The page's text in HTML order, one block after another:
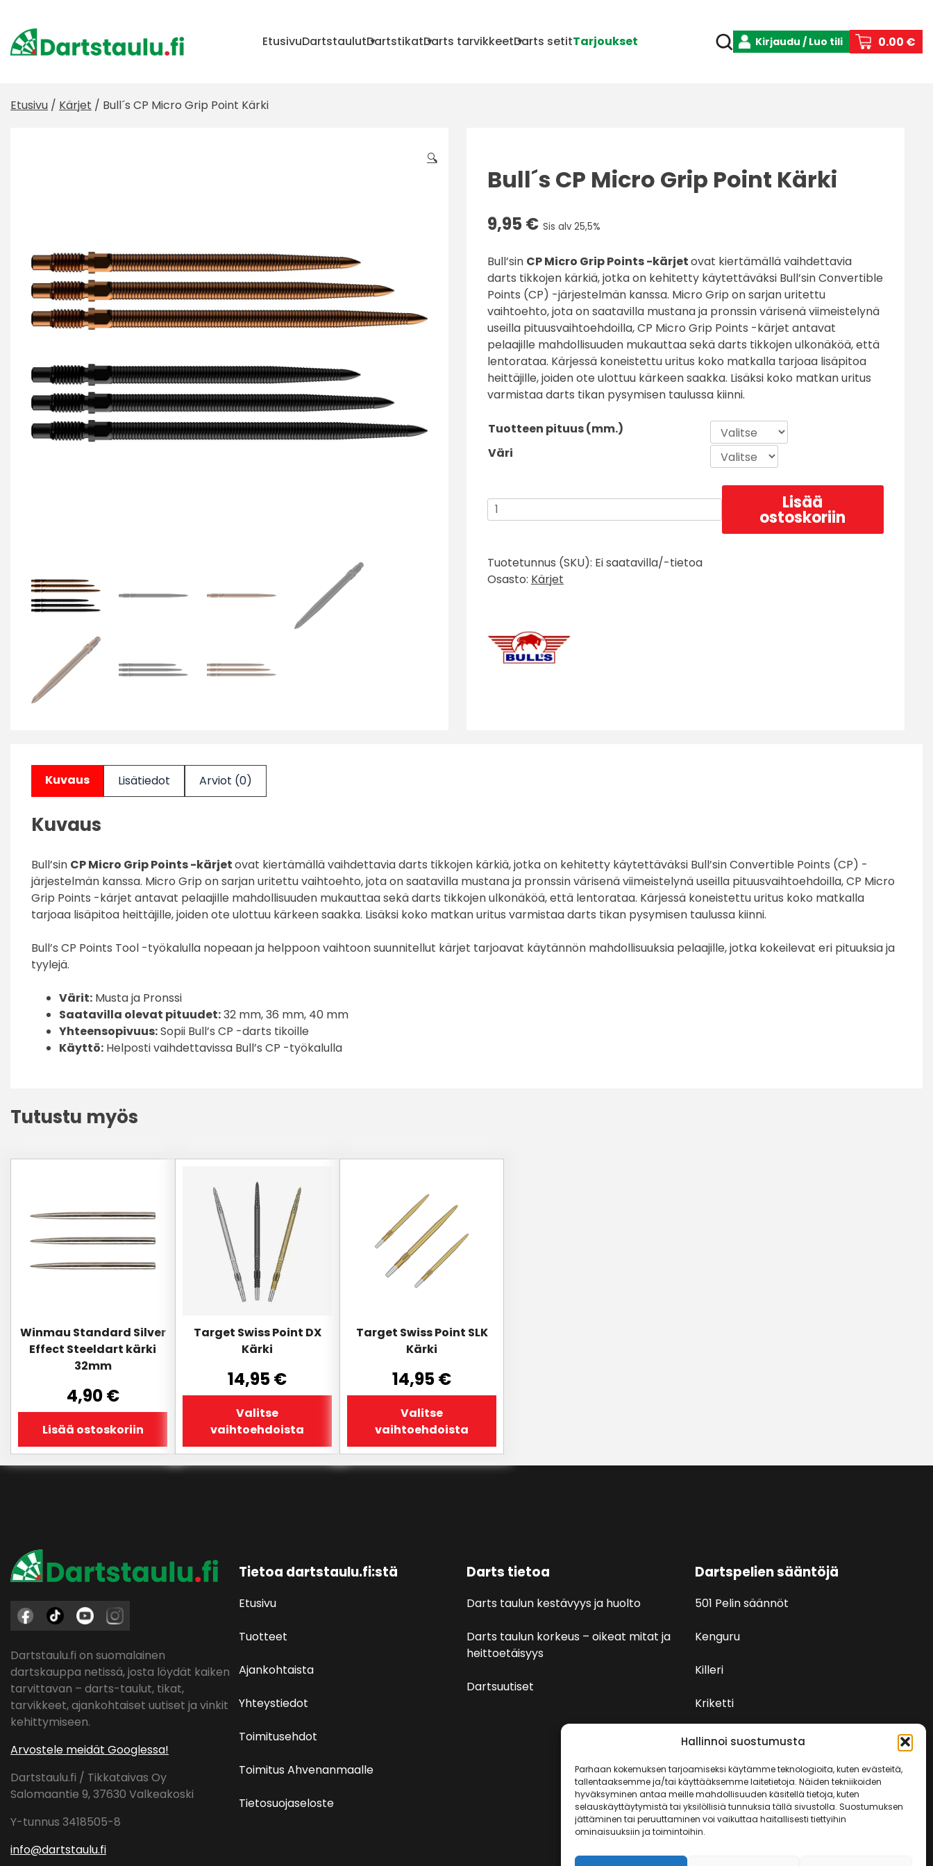
Hallinnoi suostumusta
Parhaan kokemuksen tarjoamiseksi käytämme teknologioita, kuten evästeitä,
tallentaaksemme ja/tai käyttääksemme laitetietoja. Näiden tekniikoiden
hyväksyminen antaa meille mahdollisuuden käsitellä tietoja, kuten
selauskäyttäytymistä tai yksilöllisiä tunnuksia tällä sivustolla. Suostumuksen
jättäminen tai peruuttaminen voi vaikuttaa haitallisesti tiettyihin
ominaisuuksiin ja toimintoihin.
content
EtusivuDartstaulutDartstikatDarts tarvikkeetDarts setitTarjoukset Kirjaudu / Luo tili 0.00 €
Etusivu / Kärjet / Bull´s CP Micro Grip Point Kärki
🔍
Bull´s CP Micro Grip Point Kärki
9,95€ Sis alv 25,5%
Bull’sin CP Micro Grip Points -kärjetovat kiertämällä vaihdettavia
darts tikkojen kärkiä, jotka on kehitetty käytettäväksi Bull’sin Convertible
Points (CP) -järjestelmän kanssa. Micro Grip on sarjan uritettu
vaihtoehto, jota on saatavilla mustana ja pronssin värisenä viimeistelynä
useilla pituusvaihtoehdoilla, CP Micro Grip Points -kärjet antavat
pelaajille mahdollisuuden mukauttaa sekä darts tikkojen ulkonäköä, että
lentorataa. Kärjessä koneistettu uritus koko matkalla tarjoaa lisäpitoa
heittäjille, joiden ote ulottuu kärkeen saakka. Lisäksi koko matkan uritus
varmistaa darts tikan pysymisen taulussa kiinni.
Tuotteen pituus (mm.)
Väri
Bull
´s
Micro
Grip
Lisää
ostoskoriin
Tuotetunnus (SKU): Ei saatavilla/-tietoa
Osasto: Kärjet
Kuvaus Lisätiedot Arviot (0)
Kuvaus
Bull’sin CP Micro Grip Points -kärjetovat kiertämällä vaihdettavia darts tikkojen kärkiä, jotka on kehitetty käytettäväksi Bull’sin Convertible Points (CP) -
järjestelmän kanssa. Micro Grip on sarjan uritettu vaihtoehto, jota on saatavilla mustana ja pronssin värisenä viimeistelynä useilla pituusvaihtoehdoilla, CP Micro
Grip Points -kärjet antavat pelaajille mahdollisuuden mukauttaa sekä darts tikkojen ulkonäköä, että lentorataa. Kärjessä koneistettu uritus koko matkalla
tarjoaa lisäpitoa heittäjille, joiden ote ulottuu kärkeen saakka. Lisäksi koko matkan uritus varmistaa darts tikan pysymisen taulussa kiinni.
Bull’s CP Points Tool -työkalulla nopeaan ja helppoon vaihtoon suunnitellut kärjet tarjoavat käytännön mahdollisuuksia pelaajille, jotka kokeilevat eri pituuksia ja
tyylejä.
Värit: Musta ja Pronssi
Saatavilla olevat pituudet:32 mm, 36 mm, 40 mm
Yhteensopivuus:Sopii Bull’s CP -darts tikoille
Käyttö: Helposti vaihdettavissa Bull’s CP -työkalulla
Tutustu myös
Winmau Standard Silver
Effect Steeldart kärki
32mm
4,90€
Lisää ostoskoriin
Target Swiss Point DX
Kärki
14,95€
Valitse
vaihtoehdoista
tuotteella
useampi
muunnelma.
Target Swiss Point SLK
Kärki
14,95€
Valitse
vaihtoehdoista
useampi
muunnelma.
Dartstaulu.fi on suomalainen
dartskauppa netissä, josta löydät kaiken
tarvittavan – darts-taulut, tikat,
tarvikkeet, ajankohtaiset uutiset ja vinkit
kehittymiseen.
Arvostele meidät Googlessa!
Dartstaulu.fi / Tikkataivas Oy
Salomaantie 9, 37630 Valkeakoski
Y-tunnus 3418505-8
info@dartstaulu.fi
Tietoa dartstaulu.fi:stä
Etusivu
Tuotteet
Ajankohtaista
Yhteystiedot
Toimitusehdot
Toimitus Ahvenanmaalle
Tietosuojaseloste
Darts tietoa
Darts taulun kestävyys ja huolto
Darts taulun korkeus – oikeat mitat ja
heittoetäisyys
Dartsuutiset
Dartspelien sääntöjä
501 Pelin säännöt
Kenguru
Killeri
Kriketti
Rundi